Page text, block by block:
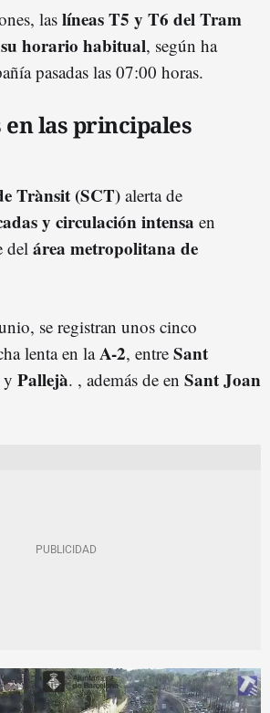
las líneas T5 y T6 del Tram
horario habitual, según ha
pasadas las 07:00 horas.
en las principales
Trànsit (SCT) alerta de
y circulación intensa en
del área metropolitana de
se registran unos cinco
lenta en laA-2, entre Sant
y Pallejà. , además de en Sant Joan